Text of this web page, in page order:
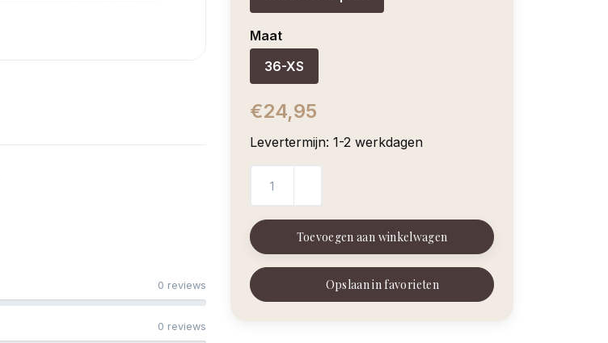
Maat
36-XS
€24,95
Levertermijn: 1-2 werkdagen
Toevoegen aan winkelwagen
Opslaan in favorieten
0 reviews
0 reviews